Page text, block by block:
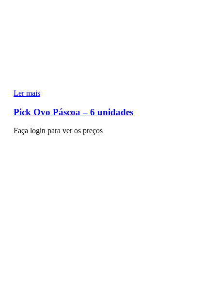
Ler mais
Pick Ovo Páscoa – 6 unidades
Faça login para ver os preços